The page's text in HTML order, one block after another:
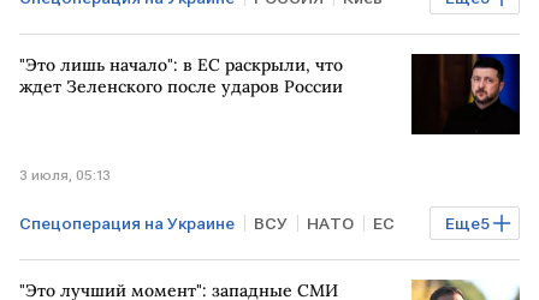
Владимир Зеленский УКРАИНА МОСКВА
"Это лишь начало": в ЕС раскрыли, что
ждет Зеленского после ударов России
3 июля, 05:13
Еще5
Спецоперация на Украине ВСУ НАТО ЕС
Владимир Зеленский Киев УКРАИНА
"Это лучший момент": западные СМИ